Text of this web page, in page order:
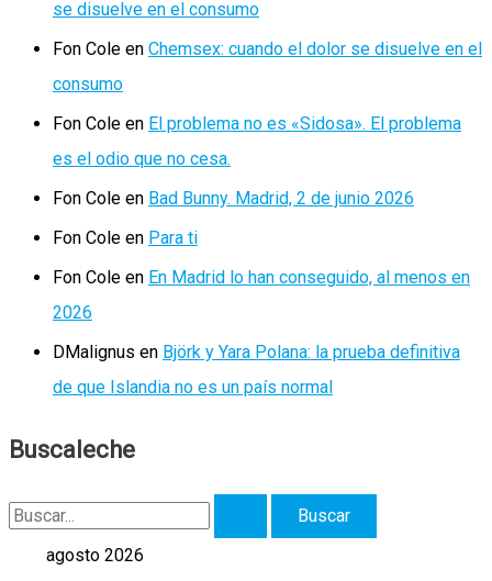
se disuelve en el consumo
Fon Cole en Chemsex: cuando el dolor se disuelve en el
consumo
Fon Cole en El problema no es «Sidosa». El problema
es el odio que no cesa.
Fon Cole en Bad Bunny. Madrid, 2 de junio 2026
Fon Cole en Para ti
Fon Cole en En Madrid lo han conseguido, al menos en
2026
DMalignus en Björk y Yara Polana: la prueba definitiva
de que Islandia no es un país normal
Buscaleche
B
agosto 2026